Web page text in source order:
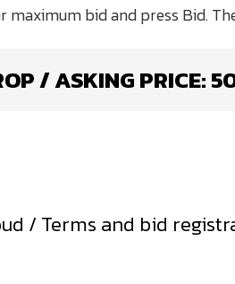
/ ASKING PRICE:
/ Terms and bid